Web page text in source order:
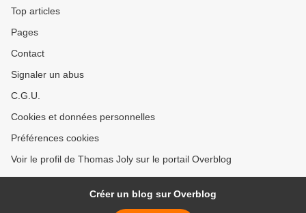
Top articles
Pages
Contact
Signaler un abus
C.G.U.
Cookies et données personnelles
Préférences cookies
Voir le profil de Thomas Joly sur le portail Overblog
Créer un blog sur Overblog